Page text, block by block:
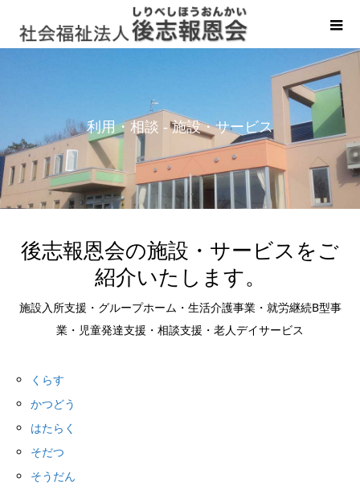
利用・相談 - 施設・サービス
後志報恩会の施設・サービスをご
紹介いたします。
施設入所支援・グループホーム・生活介護事業・就労継続B型事
業・児童発達支援・相談支援・老人デイサービス
くらす
かつどう
はたらく
そだつ
そうだん